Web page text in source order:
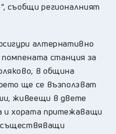
съобщи регионалният
алтернативно
станция за
в община
ще се възползват
живеещи в двете
и хората притежаващи